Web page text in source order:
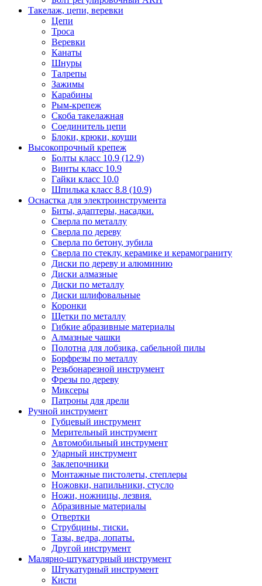
Такелаж, цепи, веревки
Цепи
Троса
Веревки
Канаты
Шнуры
Талрепы
Зажимы
Карабины
Рым-крепеж
Скоба такелажная
Соединитель цепи
Блоки, крюки, коуши
Высокопрочный крепеж
Болты класс 10.9 (12.9)
Винты класс 10.9
Гайки класс 10.0
Шпилька класс 8.8 (10.9)
Оснастка для электроинструмента
Биты, адаптеры, насадки.
Сверла по металлу
Сверла по дереву
Сверла по бетону, зубила
Сверла по стеклу, керамике и керамограниту
Диски по дереву и алюминию
Диски алмазные
Диски по металлу
Диски шлифовальные
Коронки
Щетки по металлу
Гибкие абразивные материалы
Алмазные чашки
Полотна для лобзика, сабельной пилы
Борфрезы по металлу
Резьбонарезной инструмент
Фрезы по дереву
Миксеры
Патроны для дрели
Ручной инструмент
Губцевый инструмент
Мерительный инструмент
Автомобильный инструмент
Ударный инструмент
Заклепочники
Монтажные пистолеты, степлеры
Ножовки, напильники, стусло
Ножи, ножницы, лезвия.
Абразивные материалы
Отвертки
Cтрубцины, тиски.
Тазы, ведра, лопаты.
Другой инструмент
Малярно-штукатурный инструмент
Штукатурный инструмент
Кисти